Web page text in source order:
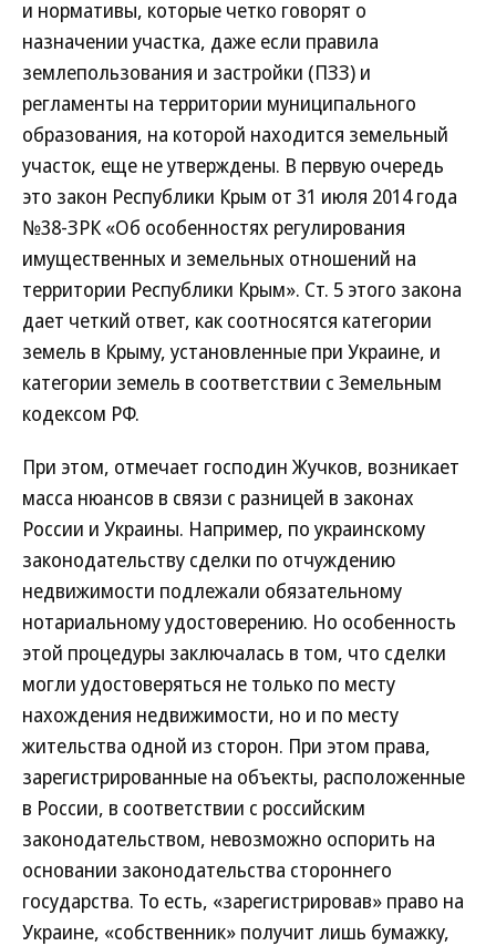
и нормативы, которые четко говорят о
назначении участка, даже если правила
землепользования и застройки (ПЗЗ) и
регламенты на территории муниципального
образования, на которой находится земельный
участок, еще не утверждены. В первую очередь
это закон Республики Крым от 31 июля 2014 года
№38-ЗРК «Об особенностях регулирования
имущественных и земельных отношений на
территории Республики Крым». Ст. 5 этого закона
дает четкий ответ, как соотносятся категории
земель в Крыму, установленные при Украине, и
категории земель в соответствии с Земельным
кодексом РФ.
При этом, отмечает господин Жучков, возникает
масса нюансов в связи с разницей в законах
России и Украины. Например, по украинскому
законодательству сделки по отчуждению
недвижимости подлежали обязательному
нотариальному удостоверению. Но особенность
этой процедуры заключалась в том, что сделки
могли удостоверяться не только по месту
нахождения недвижимости, но и по месту
жительства одной из сторон. При этом права,
зарегистрированные на объекты, расположенные
в России, в соответствии с российским
законодательством, невозможно оспорить на
основании законодательства стороннего
государства. То есть, «зарегистрировав» право на
Украине, «собственник» получит лишь бумажку,